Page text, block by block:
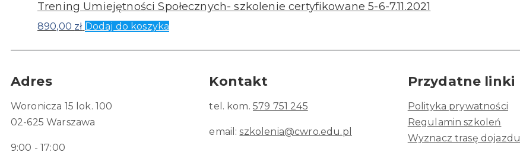
Trening Umiejętności Społecznych- szkolenie certyfikowane 5-6-7.11.2021
890,00 zł Dodaj do koszyka
Adres
Woronicza 15 lok. 100
02-625 Warszawa
9:00 - 17:00
Kontakt
tel. kom. 579 751 245
email:szkolenia@cwro.edu.pl
Przydatne linki
Polityka prywatności
Regulamin szkoleń
Wyznacz trasę dojazdu